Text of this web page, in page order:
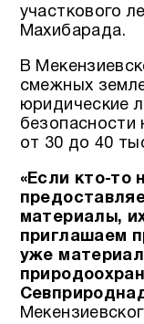
участкового
Махибарада.
В
смежных
юридические
безопасности
от 30 до 40
«Если кто-то
материалы,
приглашаем
уже